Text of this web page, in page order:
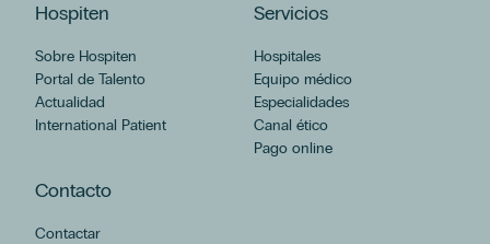
CATEGORÍAS
España
Hospital Universitario Hospiten Rambla
Pediatría
Hospital Universitario Hospiten Sur
Hospiten
Sobre Hospiten
Portal de Talento
Actualidad
International Patient
Servicios
Hospitales
Equipo médico
Especialidades
Canal ético
Pago online
Contacto
Contactar